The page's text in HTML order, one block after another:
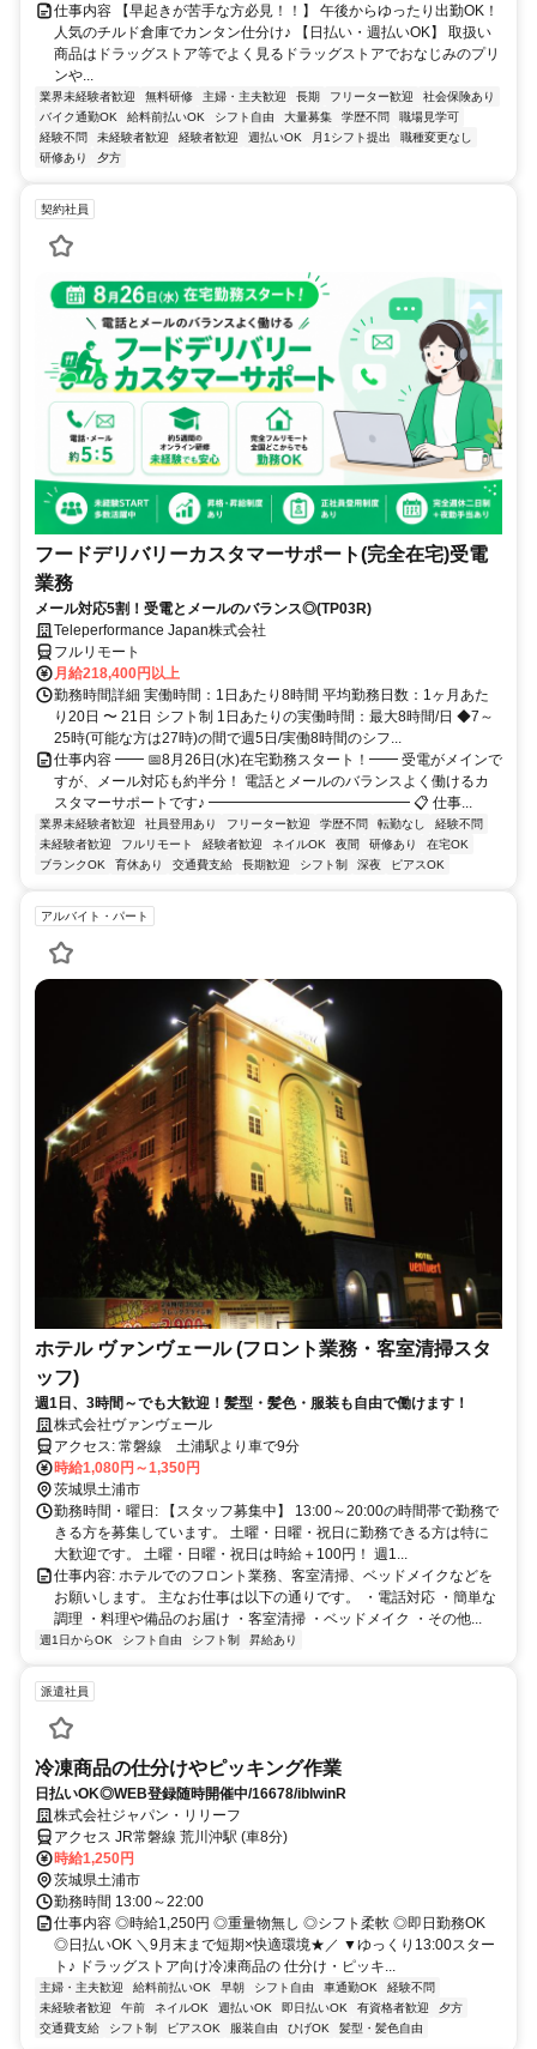
仕事内容 【早起きが苦手な方必見！！】 午後からゆったり出勤OK！
人気のチルド倉庫でカンタン仕分け♪ 【日払い・週払いOK】 取扱い
商品はドラッグストア等でよく見るドラッグストアでおなじみのプリ
ンや...
業界未経験者歓迎 無料研修 主婦・主夫歓迎 長期 フリーター歓迎
社会保険あり
バイク通勤OK
給料前払いOK シフト自由 大量募集 学歴不問
職場見学可
経験不問
未経験者歓迎 経験者歓迎 週払いOK 月1シフト提出
職種変更なし
研修あり
夕方
契約社員
フードデリバリーカスタマーサポート(完全在宅)受電
業務
メール対応5割！受電とメールのバランス◎(TP03R)
Teleperformance Japan株式会社
フルリモート
月給218,400円以上
勤務時間詳細 実働時間：1日あたり8時間 平均勤務日数：1ヶ月あた
り20日 〜 21日 シフト制 1日あたりの実働時間：最大8時間/日 ◆7～
25時(可能な方は27時)の間で週5日/実働8時間のシフ...
仕事内容 ━━ 📅8月26日(水)在宅勤務スタート！━━ 受電がメインで
すが、メール対応も約半分！ 電話とメールのバランスよく働けるカ
スタマーサポートです♪ ━━━━━━━━━━━━━━ 📋 仕事...
業界未経験者歓迎 社員登用あり フリーター歓迎 学歴不問 転勤なし
経験不問
未経験者歓迎
フルリモート 経験者歓迎 ネイルOK 夜間 研修あり
在宅OK
ブランクOK
育休あり 交通費支給 長期歓迎 シフト制 深夜 ピアスOK
アルバイト・パート
ホテル ヴァンヴェール (フロント業務・客室清掃スタ
ッフ)
週1日、3時間～でも大歓迎！髪型・髪色・服装も自由で働けます！
株式会社ヴァンヴェール
アクセス: 常磐線 土浦駅より車で9分
時給1,080円～1,350円
茨城県土浦市
勤務時間・曜日: 【スタッフ募集中】 13:00～20:00の時間帯で勤務で
きる方を募集しています。 土曜・日曜・祝日に勤務できる方は特に
大歓迎です。 土曜・日曜・祝日は時給＋100円！ 週1...
仕事内容: ホテルでのフロント業務、客室清掃、ベッドメイクなどを
お願いします。 主なお仕事は以下の通りです。 ・電話対応 ・簡単な
調理 ・料理や備品のお届け ・客室清掃 ・ベッドメイク ・その他...
週1日からOK シフト自由 シフト制 昇給あり
派遣社員
冷凍商品の仕分けやピッキング作業
日払いOK◎WEB登録随時開催中/16678/iblwinR
株式会社ジャパン・リリーフ
アクセス JR常磐線 荒川沖駅 (車8分)
時給1,250円
茨城県土浦市
勤務時間 13:00～22:00
仕事内容 ◎時給1,250円 ◎重量物無し ◎シフト柔軟 ◎即日勤務OK
◎日払いOK ＼9月末まで短期×快適環境★／ ▼ゆっくり13:00スター
ト♪ ドラッグストア向け冷凍商品の 仕分け・ピッキ...
主婦・主夫歓迎 給料前払いOK 早朝 シフト自由 車通勤OK
経験不問
未経験者歓迎
午前 ネイルOK 週払いOK 即日払いOK 有資格者歓迎
夕方
交通費支給
シフト制 ピアスOK 服装自由 ひげOK 髪型・髪色自由